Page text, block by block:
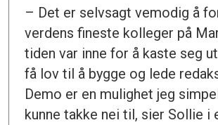
– Det er selvsagt vemodig å
verdens fineste kolleger på
tiden var inne for å kaste seg
få lov til å bygge og lede
Demo er en mulighet jeg
kunne takke nei til, sier Sollie i